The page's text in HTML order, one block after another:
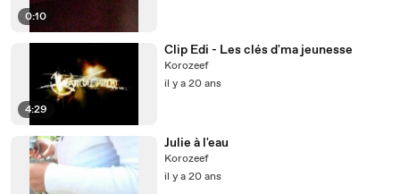
0:10
4:29
Clip Edi - Les clés d'ma jeunesse
Korozeef
il y a 20 ans
Julie à l'eau
Korozeef
il y a 20 ans